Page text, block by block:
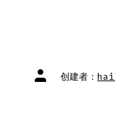
文
章 创建者：